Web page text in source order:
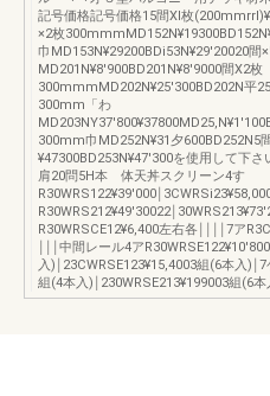
記号価格記号価格15間Xl枚
×2枚
巾MD153N¥29200BDi53N¥29′20020間
MD201N¥8′900BD201N¥8′9000間X2枚
300mmmMD202N¥25′300BD202N平
300mm「わ
300mm巾MD252N¥31夕600BD252N5
¥47300BD253N¥47′300を使用して下
肩20問5H本 体天丼スクリーン4す
R30WRS122¥39′000￨
R30WRS212¥49′30022￨
R30WRSCE12¥6,400左右各￨￨￨￨7ア
￨￨￨中間レール4ア
入)￨23CWRSE123¥15,4003組(6本入)￨7
組(4本入)￨230WRSE213¥199003組(6